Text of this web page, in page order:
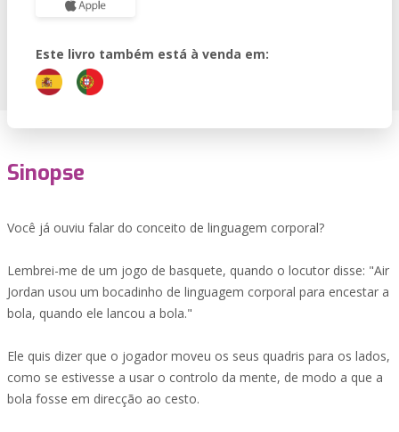
Este livro também está à venda em:
Sinopse
Você já ouviu falar do conceito de linguagem corporal?
Lembrei-me de um jogo de basquete, quando o locutor disse: "Air
Jordan usou um bocadinho de linguagem corporal para encestar a
bola, quando ele lancou a bola."
Ele quis dizer que o jogador moveu os seus quadris para os lados,
como se estivesse a usar o controlo da mente, de modo a que a
bola fosse em direcção ao cesto.